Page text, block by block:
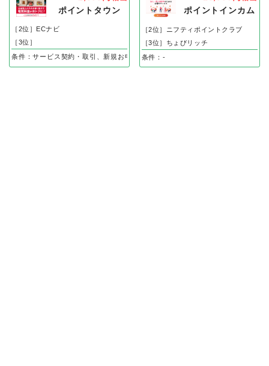
ポイントタウン
［2位］ECナビ
［3位］
条件：サービス契約・取引、新規お申込後60日以内に開通、3ヵ月継続利用完了
ポイントインカム
［2位］ニフティポイントクラブ
［3位］ちょびリッチ
条件：-